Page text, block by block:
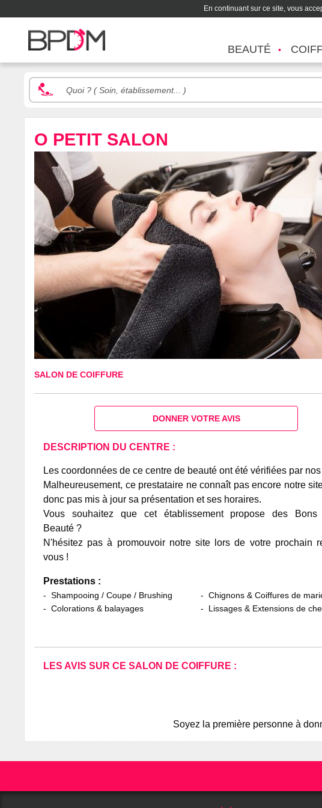
En continuant sur ce site, vous
BEAUTÉ
O PETIT SALON
SALON DE COIFFURE
DONNER VOTRE AVIS
DESCRIPTION DU CENTRE :
Les coordonnées de ce centre de beauté ont été vérifiées par
Malheureusement, ce prestataire ne connaît pas encore notre
donc pas mis à jour sa présentation et ses horaires.
Vous souhaitez que cet établissement propose des Bons
Beauté ?
N'hésitez pas à promouvoir notre site lors de votre prochain
vous !
Prestations :
Shampooing / Coupe / Brushing
Colorations & balayages
Chignons & Coiffures de
Lissages & Extensions de
LES AVIS SUR CE SALON DE COIFFURE :
Soyez la première personne à